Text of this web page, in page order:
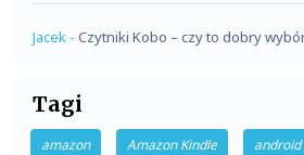
Jacek - Czytniki Kobo – czy to dobry
Tagi
amazon Amazon Kindle android